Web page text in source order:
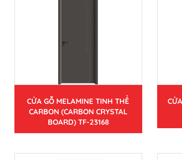
CỬA GỖ MELAMINE TINH THỂ
CARBON (CARBON CRYSTAL
BOARD) TF-23168